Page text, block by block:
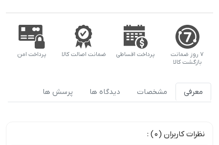
۷ روز ضمانت
بازگشت کالا
پرداخت اقساطی ضمانت اصالت کالا پرداخت امن
معرفی مشخصات دیدگاه ها پرسش ها
نظرات کاربران (0) :